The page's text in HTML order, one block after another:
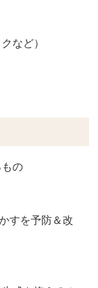
など）
の
すを予防＆改